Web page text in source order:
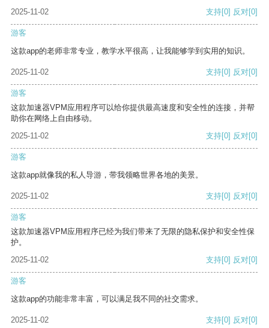
2025-11-02
支持[0] 反对[0]
游客
这款app的老师非常专业，教学水平很高，让我能够学到实用的知识。
2025-11-02 支持[0] 反对[0]
游客
这款加速器VPM应用程序可以给你提供最高速度和安全性的连接，并帮
助你在网络上自由移动。
2025-11-02
支持[0] 反对[0]
游客
这款app就像我的私人导游，带我领略世界各地的美景。
2025-11-02 支持[0] 反对[0]
游客
这款加速器VPM应用程序已经为我们带来了无限的隐私保护和安全性保
护。
2025-11-02
支持[0] 反对[0]
游客
这款app的功能非常丰富，可以满足我不同的社交需求。
2025-11-02 支持[0] 反对[0]